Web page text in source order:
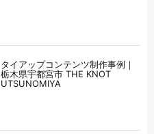
タイアップコンテンツ制作事例｜
栃木県宇都宮市 THE KNOT
UTSUNOMIYA